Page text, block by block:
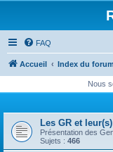
FAQ
Accueil Index du forum
Nous
Les GR et
Présentation des
Sujets : 466